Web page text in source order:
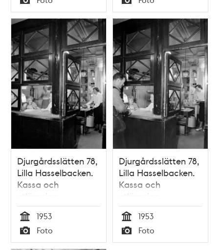
Typ Typ
Djurgårdsslätten 78,
Lilla Hasselbacken.
Kassa och
utlämning
Tid
1953
Typ
Foto
Djurgårdsslätten 78,
Lilla Hasselbacken.
Kassa och
utlämning
Tid
1953
Typ
Foto